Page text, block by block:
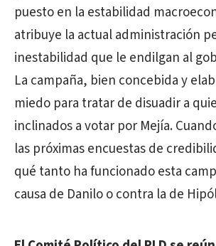
puesto en la estabilidad
atribuye la actual administración
inestabilidad que le endilgan al
La campaña, bien concebida y
miedo para tratar de disuadir a
inclinados a votar por Mejía.
las próximas encuestas de
qué tanto ha funcionado esta
causa de Danilo o contra la de